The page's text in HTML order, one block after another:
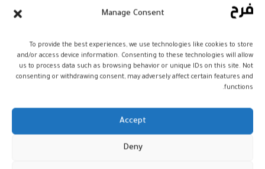
Manage Consent
To provide the best experiences, we use technologies like cookies to store
and/or access device information. Consenting to these technologies will allow
us to process data such as browsing behavior or unique IDs on this site. Not
consenting or withdrawing consent, may adversely affect certain features and
functions.
Accept
Deny
والناظور، وبمطارات الدار البيضاء محمد
العروي، وأكادير المسيرة، وفاس سايس،
ومراكش المنارة، وطنجة ابن بطوطة، وبباحات
الاستراحة طنجة المتوسط، والجبهة، وتازاغين،
مليلية.
كما قامت المؤسسة بفتح أربعة وعشرين